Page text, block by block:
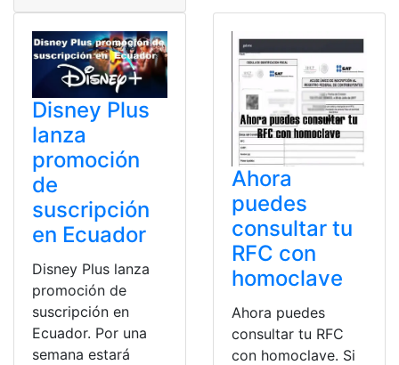
Disney Plus
lanza
promoción
de
suscripción
en Ecuador
Disney Plus lanza
promoción de
suscripción en
Ecuador. Por una
semana estará
Ahora
puedes
consultar tu
RFC con
homoclave
Ahora puedes
consultar tu RFC
con homoclave. Si